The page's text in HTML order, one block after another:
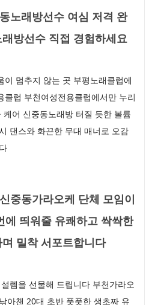
노래방선수 여심 저격 완
방선수 직접 경험하세요
이 멈추지 않는 곳 부평노래클럽에
럽 부천여성전용클럽에서만 누리
어 신중동노래방 터질 듯한 볼륨
댄스와 화끈한 무대 매너로 오감
중동가라오케 단체 모임이
에 띄워줄 유쾌하고 싹싹한
밀착 서포트합니다
렘을 선물해 드립니다 부천가라오
아챈 20대 초반 풋풋한 생초짜 유